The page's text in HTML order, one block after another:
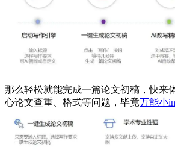
那么轻松就能完成一篇论文初稿，快来
心论文查重、格式等问题，毕竟万能小